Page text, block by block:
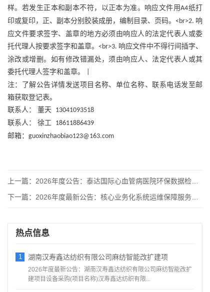
样。若发生正本和副本不符，以正本为准。响应文件用A4纸打
印或复印，正、副本分别胶装成册，编制目录、页码。 <br>2. 响
应文件要求签字、盖章的地方必须由响应人的法定代表人或委
托代理人按要求签字和盖章。 <br>3. 响应文件中不得行间插字、
涂改或增删。如有修改错漏处，须由响应人、法定代表人或其
委托代理人签字和盖章。
注：了解公告详情发送项目名称、单位名称、联系电话发至邮
箱获取登记表。
联系人：
董天 13041093518
联系人：
徐工
18611886439
邮箱： guoxinzhaobiao123@163.com
上一篇： 2026年度公告：泰达国际心血管病医院环保数据检测、平台维护
下一篇： 2026年度最新公告：核心业务化系统运维保障服务项目招标公告
热点信息
1 湖南汉寿鑫达纺织有限公司麻纺智能改扩建项
2026年度最新公告：湖南汉寿鑫达纺织有限公司麻纺智能改扩
建项目设备采购(项目名称)汉寿鑫达纺织有限...